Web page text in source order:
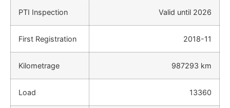
PTI Inspection Valid until 2026
First Registration 2018-11
Kilometrage 987293 km
Load 13360